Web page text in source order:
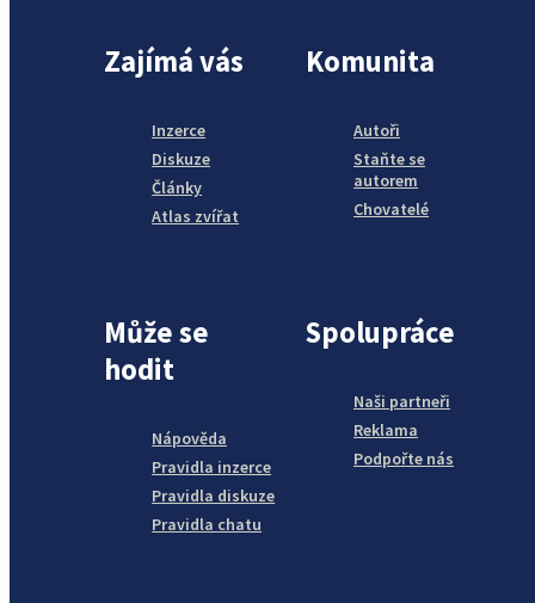
Zajímá vás
Inzerce
Diskuze
Články
Atlas zvířat
Komunita
Autoři
Staňte se
autorem
Chovatelé
Může se
hodit
Nápověda
Pravidla inzerce
Pravidla diskuze
Pravidla chatu
Spolupráce
Naši partneři
Reklama
Podpořte nás